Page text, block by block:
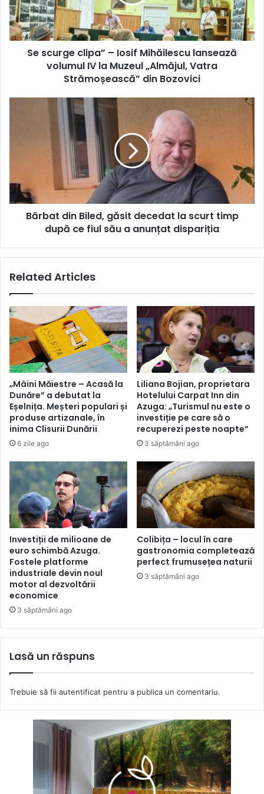
Mihăilescu
lansează
volumul
IV
Se scurge clipa” – Iosif Mihăilescu lansează
volumul IV la Muzeul „Almăjul, Vatra
Strămoșească” din Bozovici
timp
după
dispariția
Bărbat din Biled, găsit decedat la scurt timp
după ce fiul său a anunțat dispariția
Related Articles
„Mâini Măiestre – Acasă la
Dunăre” a debutat la
Eșelnița. Meșteri populari și
produse artizanale, în
inima Clisurii Dunării
6 zile ago
Liliana Bojian, proprietara
Hotelului Carpat Inn din
Azuga: „Turismul nu este o
investiție pe care să o
recuperezi peste noapte”
3 săptămâni ago
Investiții de milioane de
euro schimbă Azuga.
Fostele platforme
industriale devin noul
motor al dezvoltării
economice
3 săptămâni ago
Colibița – locul în care
gastronomia completează
perfect frumusețea naturii
3 săptămâni ago
Lasă un răspuns
Trebuie să fii autentificat pentru a publica un comentariu.